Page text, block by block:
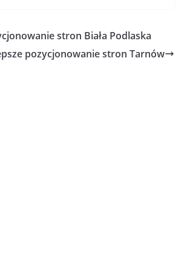
stron Biała Podlaska
pozycjonowanie stron Tarnów